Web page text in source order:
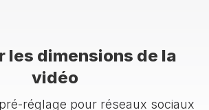
les dimensions de la
vidéo
réglage pour réseaux sociaux